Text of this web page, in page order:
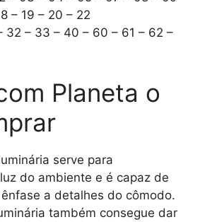
– 19 – 20 – 22
32 – 33 – 40 – 60 – 61 – 62 –
Planeta o
serve para
do ambiente e é capaz de
a detalhes do cômodo.
também consegue dar